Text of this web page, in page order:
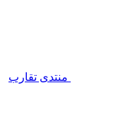
منتدى تقارب